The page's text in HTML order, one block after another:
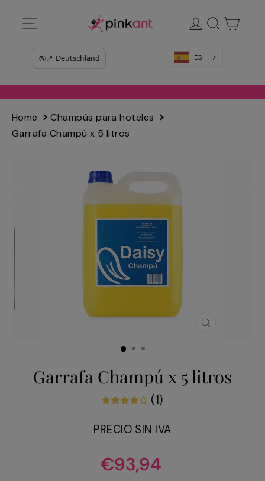
directamente
Ingresar
Buscar
ES
Home
Champús para hoteles
Garrafa Champú x 5 litros
Garrafa Champú x 5 litros
(1)
PRECIO SIN IVA
Precio
habitual
€93,94